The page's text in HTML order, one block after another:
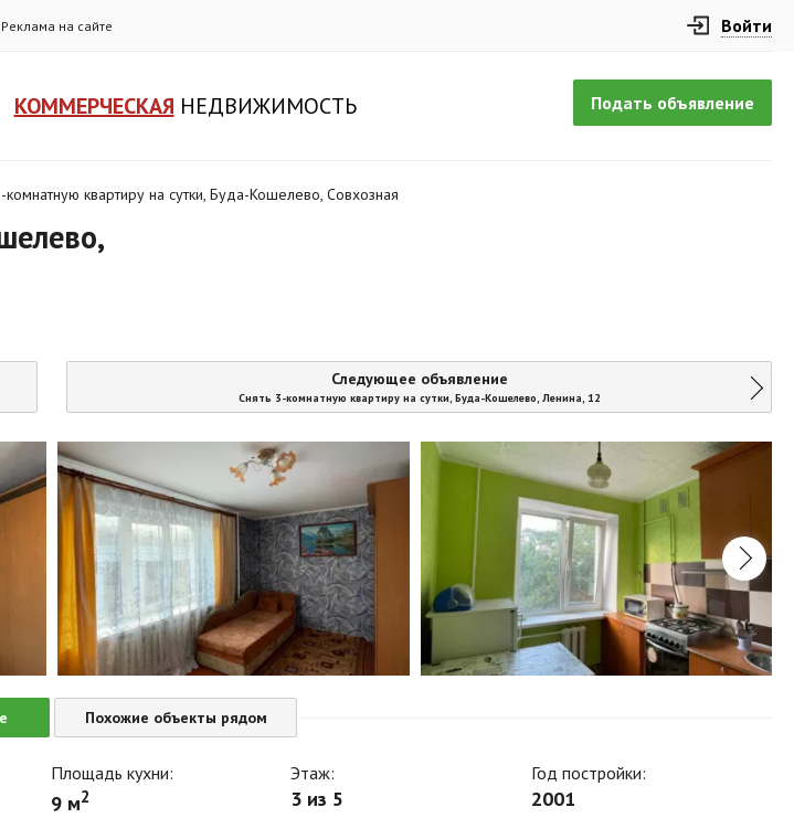
Реклама на сайте Войти
Подать объявление
КОММЕРЧЕСКАЯ НЕДВИЖИМОСТЬ
комнатную квартиру на сутки, Буда-Кошелево, Совхозная
Следующее объявление
Снять 3-комнатную квартиру на сутки, Буда-Кошелево, Ленина, 12
Похожие объекты рядом
Площадь кухни:
9 м2
Этаж:
3 из 5
Год постройки:
2001